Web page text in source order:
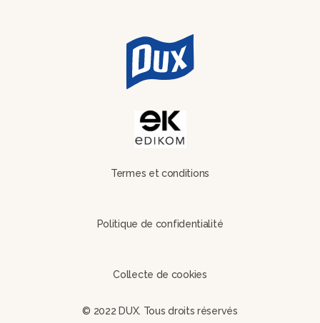
Termes et conditions
Politique de confidentialité
Collecte de cookies
© 2022 DUX. Tous droits réservés